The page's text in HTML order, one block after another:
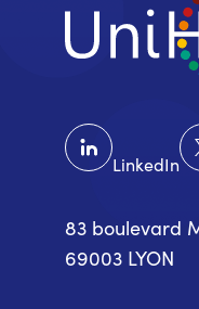
LinkedIn
83 boulevard
69003 LYON